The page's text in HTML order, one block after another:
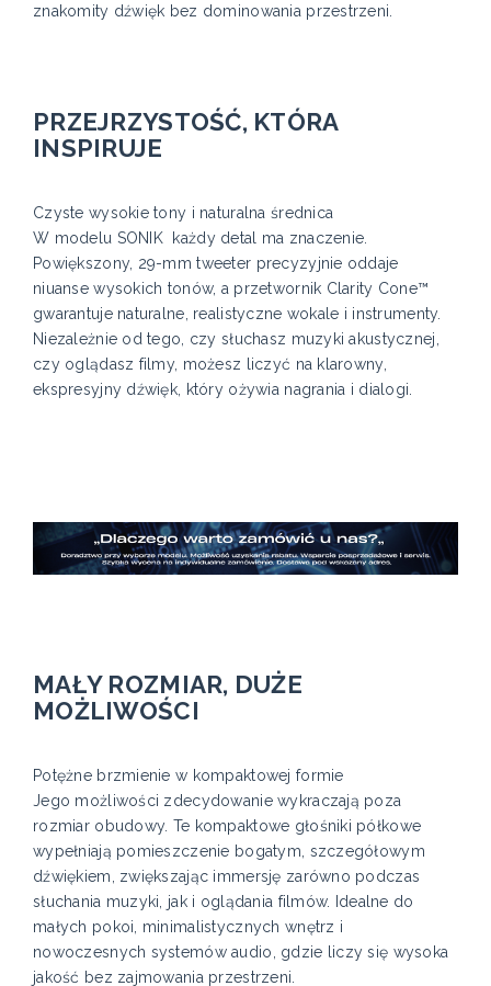
znakomity dźwięk bez dominowania przestrzeni.
PRZEJRZYSTOŚĆ, KTÓRA
INSPIRUJE
Czyste wysokie tony i naturalna średnica
W modelu SONIK każdy detal ma znaczenie.
Powiększony, 29-mm tweeter precyzyjnie oddaje
niuanse wysokich tonów, a przetwornik Clarity Cone™
gwarantuje naturalne, realistyczne wokale i instrumenty.
Niezależnie od tego, czy słuchasz muzyki akustycznej,
czy oglądasz filmy, możesz liczyć na klarowny,
ekspresyjny dźwięk, który ożywia nagrania i dialogi.
MAŁY ROZMIAR, DUŻE
MOŻLIWOŚCI
Potężne brzmienie w kompaktowej formie
Jego możliwości zdecydowanie wykraczają poza
rozmiar obudowy. Te kompaktowe głośniki półkowe
wypełniają pomieszczenie bogatym, szczegółowym
dźwiękiem, zwiększając immersję zarówno podczas
słuchania muzyki, jak i oglądania filmów. Idealne do
małych pokoi, minimalistycznych wnętrz i
nowoczesnych systemów audio, gdzie liczy się wysoka
jakość bez zajmowania przestrzeni.